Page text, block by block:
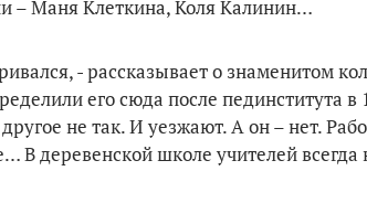
– Маня Клеткина, Коля Калинин…
- рассказывает о знаменитом
его сюда после пединститута в
не так. И уезжают. А он – нет.
В деревенской школе учителей всегда